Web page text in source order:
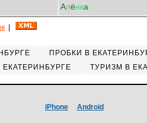
Aлёнкa
ПРОБКИ В
ТУРИЗМ В
iPhone Android